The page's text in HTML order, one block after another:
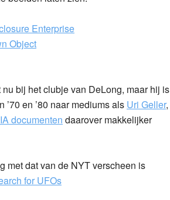
Enterprise
Object
bij het clubje van DeLong, maar hij is
en ’80 naar mediums als Uri Geller,
documenten daarover makkelijker
met dat van de NYT verscheen is
for UFOs